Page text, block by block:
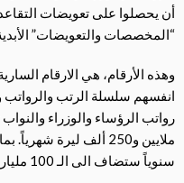
أن يحصلوا على تعويضات
“المخصصات والتعويضات”
وهذه الأرقام، هي الارقام
انفسهم سلسلة الرتب والرواتب
سنوياً ستضاف الى الـ 100 مليار ليرة.